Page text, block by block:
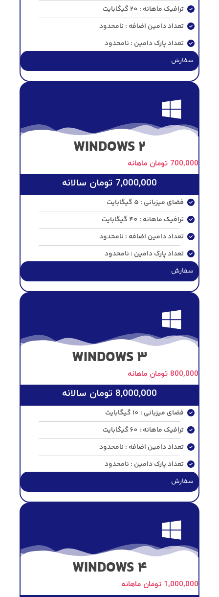
ترافیک ماهانه : 20 گیگابایت
تعداد دامین اضافه : نامحدود
تعداد پارک دامین : نامحدود
سفارش
WINDOWS 2
700,000 تومان ماهانه
7,000,000 تومان سالانه
فضای میزبانی : 5 گیگابایت
ترافیک ماهانه : 40 گیگابایت
تعداد دامین اضافه : نامحدود
تعداد پارک دامین : نامحدود
سفارش
WINDOWS 3
800,000 تومان ماهانه
8,000,000 تومان سالانه
فضای میزبانی : 10 گیگابایت
ترافیک ماهانه : 60 گیگابایت
تعداد دامین اضافه : نامحدود
تعداد پارک دامین : نامحدود
سفارش
WINDOWS 4
1,000,000 تومان ماهانه